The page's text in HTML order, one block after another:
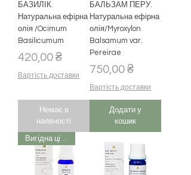
БАЗИЛІК.
Натуральна ефірна
олія /Ocimum
Basilicumum
Ціна
420,00 ₴
Вартість доставки
Немає в
наявності
БАЛЬЗАМ ПЕРУ.
Натуральна ефірна
олія/Myroxylon
Balsamum var.
Pereirae
Ціна
750,00 ₴
Вартість доставки
Додати у
кошик
Вигідна ціна